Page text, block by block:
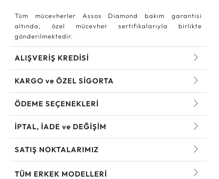
Tüm mücevherler Assos Diamond bakım garantisi
altında, özel mücevher sertifikalarıyla birlikte
gönderilmektedir.
ALIŞVERİŞ KREDİSİ
KARGO ve ÖZEL SİGORTA
ÖDEME SEÇENEKLERİ
İPTAL, İADE ve DEĞİŞİM
SATIŞ NOKTALARIMIZ
TÜM ERKEK MODELLERI